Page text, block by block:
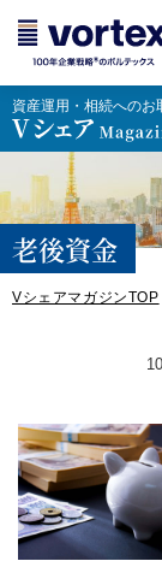
資産運⽤・相続へのお
老後資金
VシェアマガジンTOP